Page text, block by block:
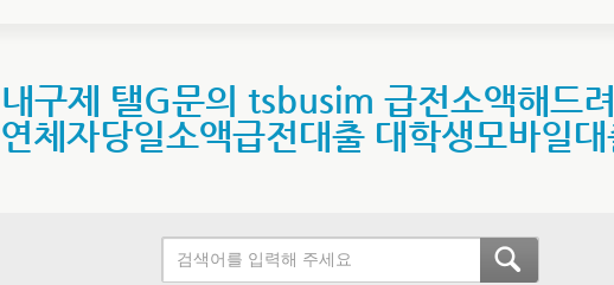
구제 탤G문의 tsbusim 급전소액해드
체자당일소액급전대출 대학생모바일